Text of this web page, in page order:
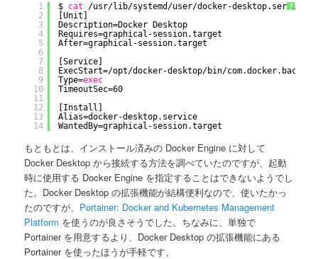
?
1
2
3
4
5
6
7
8
9
10
11
12
13
14
$ cat /usr/lib/systemd/user/docker-desktop.service
[Unit]
Description=Docker Desktop
Requires=graphical-session.target
After=graphical-session.target
[Service]
ExecStart=/opt/docker-desktop/bin/com.docker.backend
Type=exec
TimeoutSec=60
[Install]
Alias=docker-desktop.service
WantedBy=graphical-session.target
もともとは、インストール済みの Docker Engine に対して
Docker Desktop から接続する方法を調べていたのですが、起動
時に使用する Docker Engine を指定することはできないようでし
た。Docker Desktop の拡張機能が結構便利なので、使いたかっ
たのですが、 Portainer: Docker and Kubernetes Management
Platform を使うのが良さそうでした。ちなみに、単独で
Portainer を用意するより、Docker Desktop の拡張機能にある
Portainer を使ったほうが手軽です。